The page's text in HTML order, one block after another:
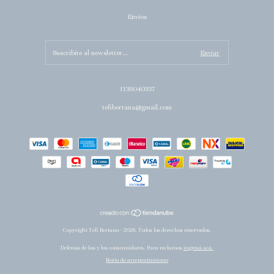
Envíos
1136040357
tefibertana@gmail.com
Copyright Tefi Bertana - 2026. Todos los derechos reservados.
Defensa de las y los consumidores. Para reclamos ingresá acá.
Botón de arrepentimiento